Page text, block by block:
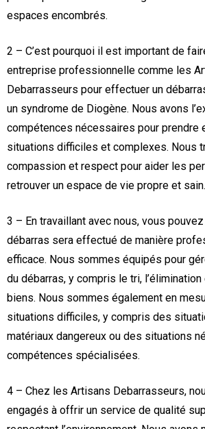
espaces encombrés.
2 – C’est pourquoi il est important de
entreprise professionnelle comme les
Debarrasseurs pour effectuer un
un syndrome de Diogène. Nous avons
compétences nécessaires pour prendre
situations difficiles et complexes. Nous
compassion et respect pour aider les
retrouver un espace de vie propre et sain.
3 – En travaillant avec nous, vous
débarras sera effectué de manière
efficace. Nous sommes équipés pour
du débarras, y compris le tri,
biens. Nous sommes également en
situations difficiles, y compris des
matériaux dangereux ou des situations
compétences spécialisées.
4 – Chez les Artisans Debarrasseurs,
engagés à offrir un service de qualité